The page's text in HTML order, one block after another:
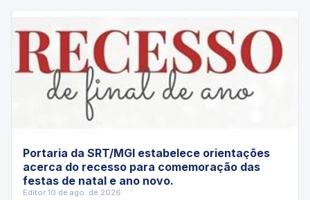
Portaria da SRT/MGI estabelece orientações
acerca do recesso para comemoração das
festas de natal e ano novo.
Editor·10 de ago. de 2026